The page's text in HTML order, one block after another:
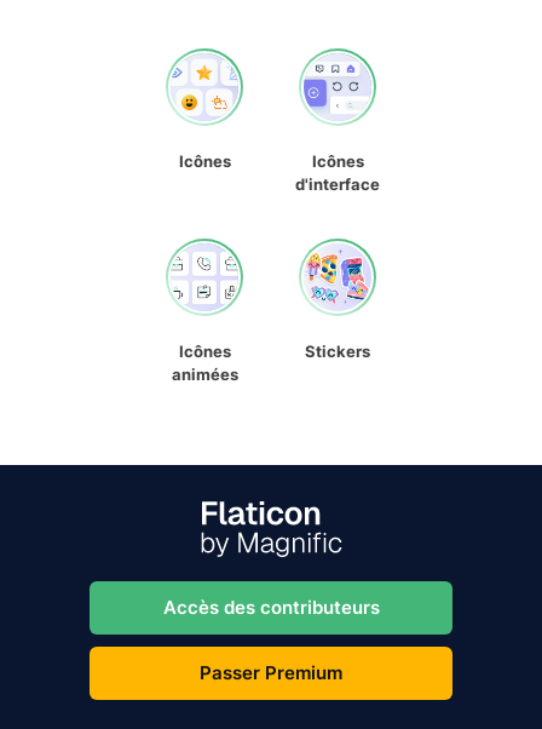
Icônes
Icônes
d'interface
Icônes
animées
Stickers
Accès des contributeurs
Passer Premium